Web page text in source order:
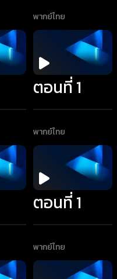
พากย์ไทย
ตอนที่ 1
พากย์ไทย
ตอนที่ 1
พากย์ไทย